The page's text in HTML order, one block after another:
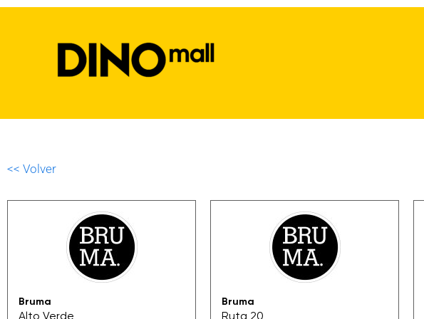
<< Volver
Bruma Bruma